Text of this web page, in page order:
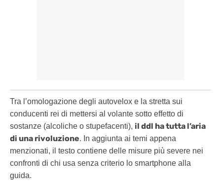
Tra l’omologazione degli autovelox e la stretta sui
conducenti rei di mettersi al volante sotto effetto di
sostanze (alcoliche o stupefacenti), il ddl ha tutta l’aria
di una rivoluzione. In aggiunta ai temi appena
menzionati, il testo contiene delle misure più severe nei
confronti di chi usa senza criterio lo smartphone alla
guida.